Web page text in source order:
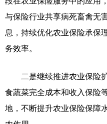
与保险行业共享病死畜禽无
息，持续优化农业保险承保
务效率。
二是继续推进农业保险
食蔬菜完全成本和收入保险
地，不断提升农业保险保障